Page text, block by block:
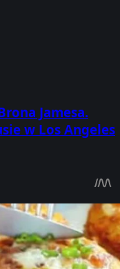
Jamesa.
w Los Angeles